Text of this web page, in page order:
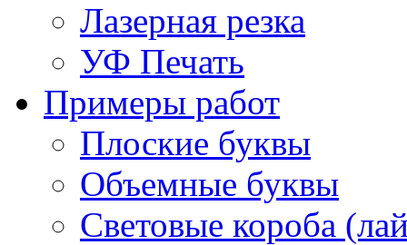
Лазерная резка
УФ Печать
Примеры работ
Плоские буквы
Объемные буквы
Световые короба